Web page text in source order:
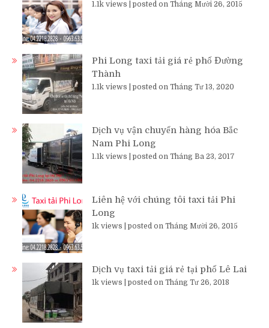
1.1k views posted on Tháng Mười 26, 2015
Phi Long taxi tải giá rẻ phố Đường
Thành
1.1k views posted on Tháng Tư 13, 2020
Dịch vụ vận chuyển hàng hóa Bắc
Nam Phi Long
1.1k views posted on Tháng Ba 23, 2017
Liên hệ với chúng tôi taxi tải Phi
Long
1k views posted on Tháng Mười 26, 2015
Dịch vụ taxi tải giá rẻ tại phố Lê Lai
1k views posted on Tháng Tư 26, 2018